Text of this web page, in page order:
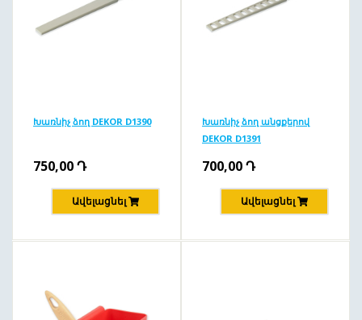
Խառնիչ ձող DEKOR D1390
750,00Դ
Ավելացնել
Խառնիչ ձող անցքերով
DEKOR D1391
700,00Դ
Ավելացնել